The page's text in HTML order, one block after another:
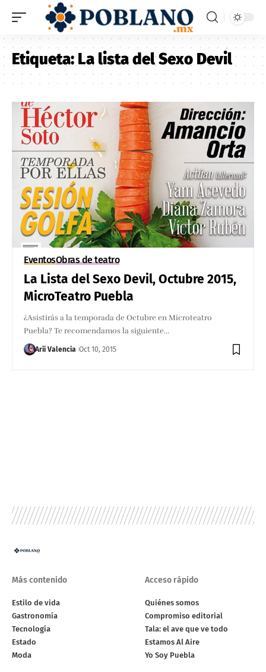
Etiqueta:La lista del Sexo Devil
EventosObras de teatro
La Lista del Sexo Devil, Octubre 2015,
MicroTeatro Puebla
¿Asistirás a la temporada de Octubre en Microteatro
Puebla? Te recomendamos la siguiente…
Arii Valencia Oct 10, 2015
Más contenido
Estilo de vida
Gastronomía
Tecnología
Estado
Moda
Acceso rápido
Quiénes somos
Compromiso editorial
Tala: el ave que ve todo
Estamos Al Aire
Yo Soy Puebla